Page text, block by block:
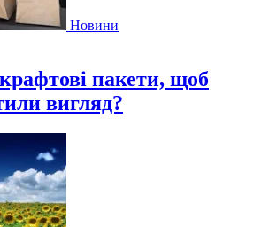
Новини
пакети, щоб
вигляд?